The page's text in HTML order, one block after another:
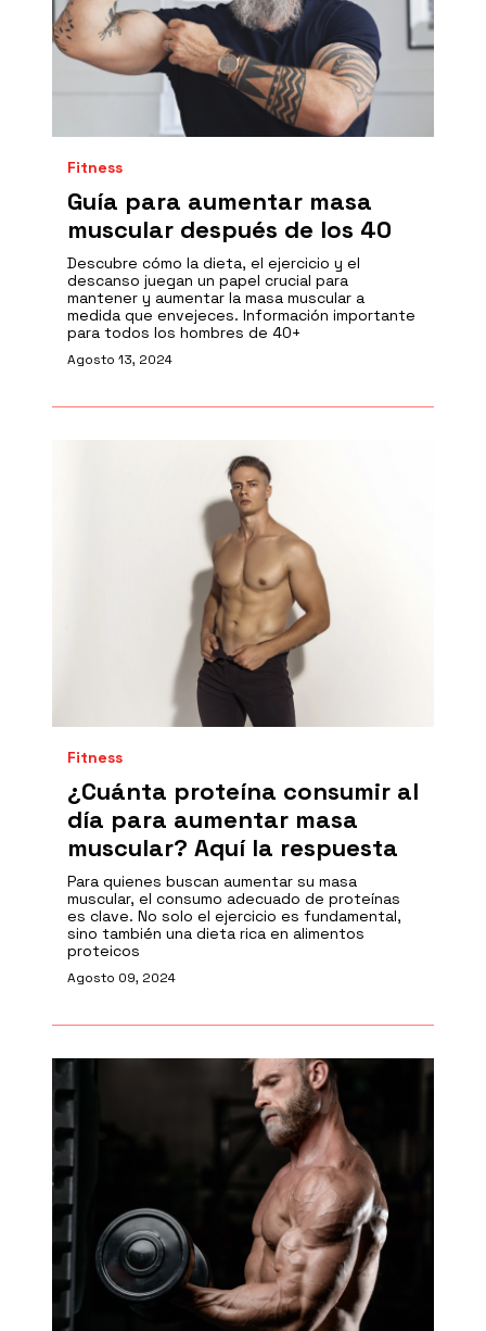
Fitness
Guía para aumentar masa
muscular después de los 40
Descubre cómo la dieta, el ejercicio y el
descanso juegan un papel crucial para
mantener y aumentar la masa muscular a
medida que envejeces. Información importante
para todos los hombres de 40+
Agosto 13, 2024
Fitness
¿Cuánta proteína consumir al
día para aumentar masa
muscular? Aquí la respuesta
Para quienes buscan aumentar su masa
muscular, el consumo adecuado de proteínas
es clave. No solo el ejercicio es fundamental,
sino también una dieta rica en alimentos
proteicos
Agosto 09, 2024